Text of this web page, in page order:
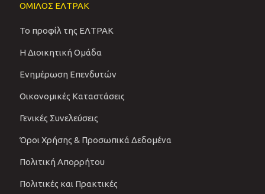
ΟΜΙΛΟΣ ΕΛΤΡΑΚ
Το προφίλ της ΕΛΤΡΑΚ
Η Διοικητική Ομάδα
Ενημέρωση Επενδυτών
Οικονομικές Καταστάσεις
Γενικές Συνελεύσεις
Όροι Χρήσης & Προσωπικά Δεδομένα
Πολιτική Απορρήτου
Πολιτικές και Πρακτικές